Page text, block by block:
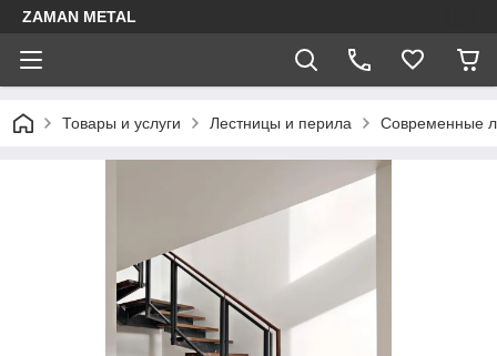
ZAMAN METAL
Товары и услуги Лестницы и перила Современные